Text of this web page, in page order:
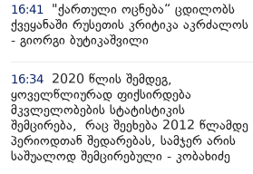
16:41
"ქართული ოცნება“ ცდილობს
ქვეყანაში რუსეთის კრიტიკა აკრძალოს
- გიორგი ბუტიკაშვილი
16:34
2020 წლის შემდეგ,
ყოველწლიურად ფიქსირდება
მკვლელობების სტატისტიკის
შემცირება, რაც შეეხება 2012 წლამდე
პერიოდთან შედარებას, სამჯერ არის
საშუალოდ შემცირებული - კობახიძე